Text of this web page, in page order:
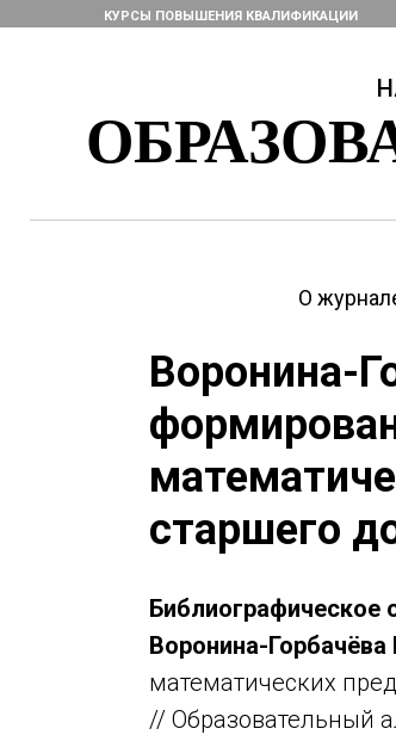
КУРСЫ ПОВЫШЕНИЯ КВАЛИФИКАЦИИ
О
Воронина-
старшего
Библиографическое
Воронина-Горбачёва
математических
// Образовательный